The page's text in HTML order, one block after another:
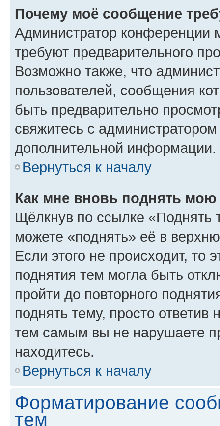
Почему моё сообщение
Администратор конференции
требуют предварительного
Возможно также, что
пользователей, сообщения
быть предварительно
свяжитесь с
дополнительной информации.
Вернуться к началу
Как мне вновь поднять мою
Щёлкнув по ссылке «Поднять
можете «поднять» её в
Если этого не происходит, то
поднятия тем могла быть
пройти до повторного
поднять тему, просто ответив
тем самым вы не нарушаете
находитесь.
Вернуться к началу
Форматирование
тем